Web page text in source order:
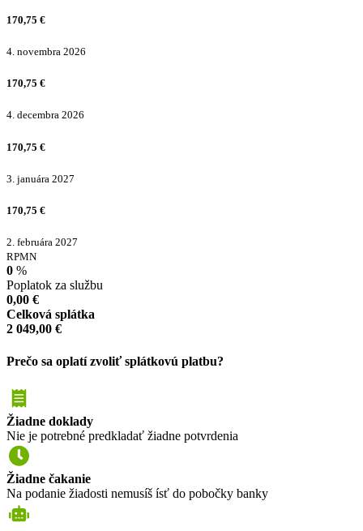
170,75 €
4. novembra 2026
170,75 €
4. decembra 2026
170,75 €
3. januára 2027
170,75 €
2. februára 2027
RPMN
0 %
Poplatok za službu
0,00 €
Celková splátka
2 049,00 €
Prečo sa oplatí zvoliť splátkovú platbu?
Žiadne doklady
Nie je potrebné predkladať žiadne potvrdenia
Žiadne čakanie
Na podanie žiadosti nemusíš ísť do pobočky banky